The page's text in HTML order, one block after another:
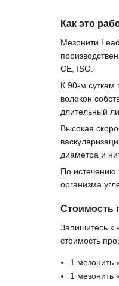
Как это
Мезонити
CE, ISO.
К 90-м суткам
волокон
длительный
Высокая
диаметра и
По истечению
организма
Стоимость
Запишитесь к
стоимость
1 мезонить
1 мезонить